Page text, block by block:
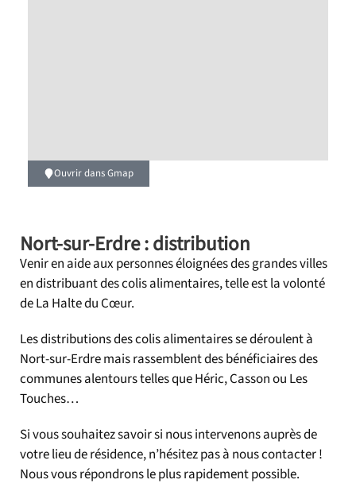
Ouvrir dans Gmap
Nort-sur-Erdre : distribution
Venir en aide aux personnes éloignées des grandes villes
en distribuant des colis alimentaires, telle est la volonté
de La Halte du Cœur.
Les distributions des colis alimentaires se déroulent à
Nort-sur-Erdre mais rassemblent des bénéficiaires des
communes alentours telles que Héric, Casson ou Les
Touches…
Si vous souhaitez savoir si nous intervenons auprès de
votre lieu de résidence, n’hésitez pas à nous contacter !
Nous vous répondrons le plus rapidement possible.